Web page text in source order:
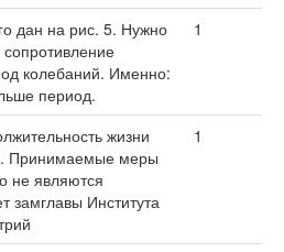
дан на рис. 5. Нужно
колебаний. Именно:
период.
1
жизни
Принимаемые меры
не являются
замглавы Института
1